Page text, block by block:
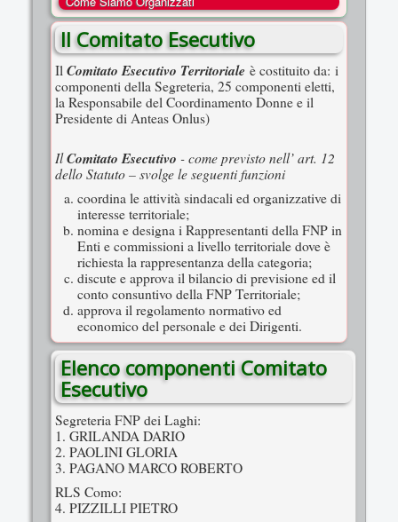
COSA FACCIAMO
ENTI
NOTIZIE
ESSENZIALI
CONVENZIONI
FOTO
SOCIAL
Il Comitato Esecutivo
Il Comitato Esecutivo Territoriale è costituito da: i
componenti della Segreteria, 25 componenti eletti,
la Responsabile del Coordinamento Donne e il
Presidente di Anteas Onlus)
IlComitato Esecutivo - come previsto nell’ art. 12
dello Statuto – svolge le seguenti funzioni
coordina le attività sindacali ed organizzative di
interesse territoriale;
nomina e designa i Rappresentanti della FNP in
Enti e commissioni a livello territoriale dove è
richiesta la rappresentanza della categoria;
discute e approva il bilancio di previsione ed il
conto consuntivo della FNP Territoriale;
approva il regolamento normativo ed
economico del personale e dei Dirigenti.
Elenco componenti Comitato
Esecutivo
Segreteria FNP dei Laghi:
1. GRILANDA DARIO
2. PAOLINI GLORIA
3. PAGANO MARCO ROBERTO
RLS Como:
4. PIZZILLI PIETRO